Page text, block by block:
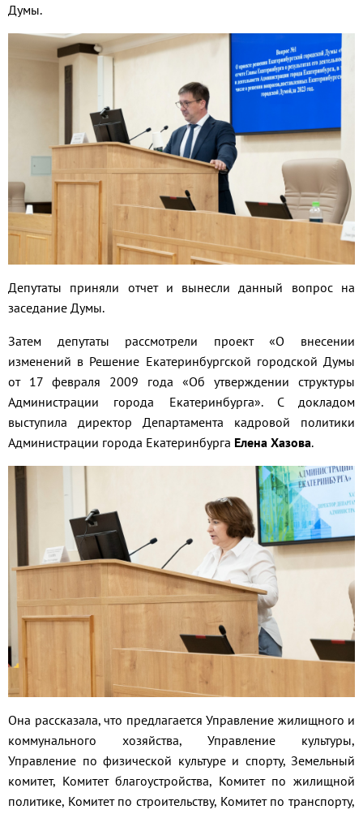
Думы.
Депутаты приняли отчет и вынесли данный вопрос на
заседание Думы.
Затем депутаты рассмотрели проект «О внесении
изменений в Решение Екатеринбургской городской Думы
от 17 февраля 2009 года «Об утверждении структуры
Администрации города Екатеринбурга». С докладом
выступила директор Департамента кадровой политики
Администрации города Екатеринбурга Елена Хазова.
Она рассказала, что предлагается Управление жилищного и
коммунального хозяйства, Управление культуры,
Управление по физической культуре и спорту, Земельный
комитет, Комитет благоустройства, Комитет по жилищной
политике, Комитет по строительству, Комитет по транспорту,